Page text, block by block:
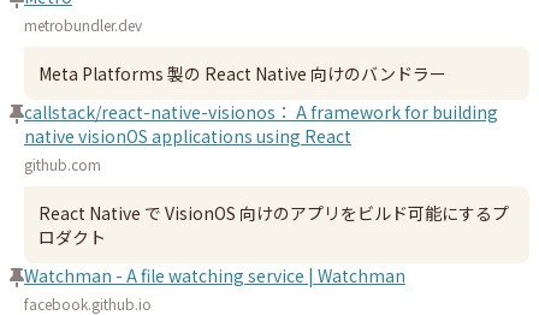
metrobundler.dev
Meta Platforms 製の React Native 向けのバンドラー
callstack/react-native-visionos： A framework for building
native visionOS applications using React
github.com
React Native で VisionOS 向けのアプリをビルド可能にするプ
ロダクト
Watchman - A file watching service | Watchman
facebook.github.io